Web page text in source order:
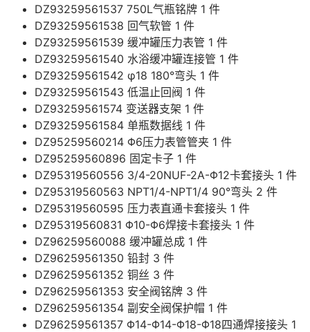
DZ93259561537 750L气瓶铭牌 1 件
DZ93259561538 回气软管 1 件
DZ93259561539 缓冲罐压力表管 1 件
DZ93259561540 水浴缓冲罐连接管 1 件
DZ93259561542 φ18 180°弯头 1 件
DZ93259561543 低温止回阀 1 件
DZ93259561574 变送器支架 1 件
DZ93259561584 单瓶数据线 1 件
DZ95259560214 Φ6压力表管管夹 1 件
DZ95259560896 固定卡子 1 件
DZ95319560556 3/4-20NUF-2A-Φ12卡套接头 1 件
DZ95319560563 NPT1/4-NPT1/4 90°弯头 2 件
DZ95319560595 压力表直通卡套接头 1 件
DZ95319560831 Φ10-Φ6焊接卡套接头 1 件
DZ96259560088 缓冲罐总成 1 件
DZ96259561350 铅封 3 件
DZ96259561352 铜丝 3 件
DZ96259561353 安全阀铭牌 3 件
DZ96259561354 副安全阀保护帽 1 件
DZ96259561357 Φ14-Φ14-Φ18-Φ18四通焊接接头 1